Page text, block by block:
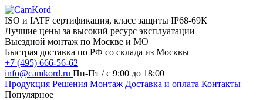
ISO и IATF сертификация, класс защиты IP68-69К
Лучшие цены за высокий ресурс эксплуатации
Выездной монтаж по Москве и МО
Быстрая доставка по РФ со склада из Москвы
+7 (495) 666-56-62
info@camkord.ru Пн-Пт / с 9:00 до 18:00
Продукция Решения Монтаж Доставка и оплата Контакты
Популярное